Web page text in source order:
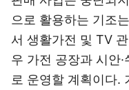
으로 활용하는 기조
서 생활가전 및 TV
우 가전 공장과 시안
로 운영할 계획이다.